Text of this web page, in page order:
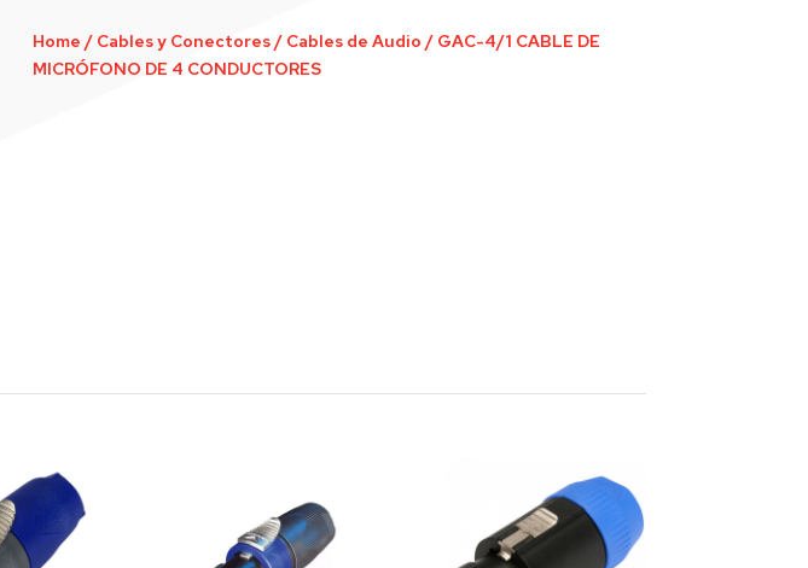
Home / Cables y Conectores/ Cables de Audio / GAC-4/1 CABLE DE
MICRÓFONO DE 4 CONDUCTORES